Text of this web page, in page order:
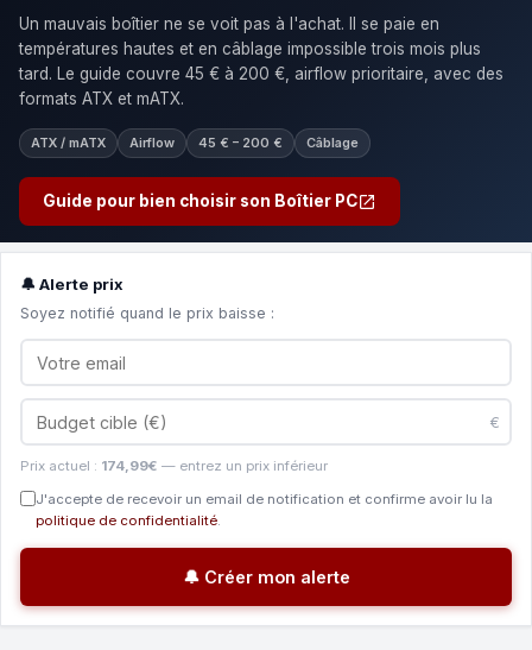
Un mauvais boîtier ne se voit pas à l'achat. Il se paie en
températures hautes et en câblage impossible trois mois plus
tard. Le guide couvre 45 € à 200 €, airflow prioritaire, avec des
formats ATX et mATX.
ATX / mATX Airflow 45 € – 200 € Câblage
Guide pour bien choisir son Boîtier PC
🔔 Alerte prix
Soyez notifié quand le prix baisse :
€
Prix actuel : 174,99€ — entrez un prix inférieur
J'accepte de recevoir un email de notification et confirme avoir lu la
politique de confidentialité.
🔔 Créer mon alerte